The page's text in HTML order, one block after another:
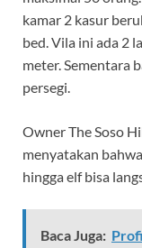
kamar 2 kasur
bed. Vila ini ada 2
meter. Sementara
persegi.
Owner The Soso
menyatakan
hingga elf bisa
Baca Juga: